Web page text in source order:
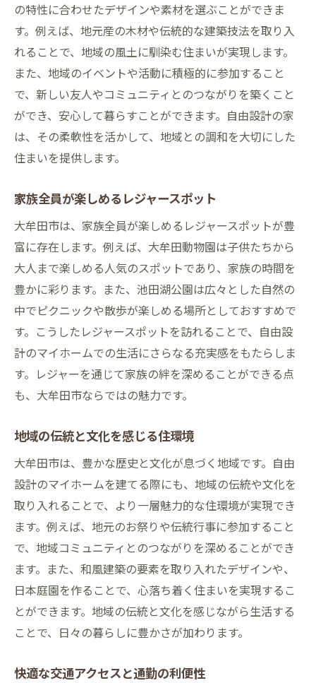
地域特有のデザイン要素の取り入れ方
成功事例から学ぶ設計ポイント
大牟田市で自由設計を活かす高品質な材料選び
のポイント
地元で入手可能なおすすめ建材
自然素材を取り入れた住宅の魅力
費用対効果の高い建材選び
エコロジーな建材の選び方
健康と快適さを考えた素材選び
自由設計で作る理想の住まい大牟田市の施工事
例を学ぶ
家族構成に合わせた自由設計
ペットと暮らすための設計ポイント
趣味を楽しむためのスペース設計
ホームオフィスを導入した住まい
子供の成長に合わせた住まいの設計
大牟田市における自由設計の未来理想の生活を
実現する家づくり
未来を見据えたエコ住宅の提案
スマートホーム技術の導入
次世代のライフスタイルに対応する間取り
地域の発展と共に変わる住宅ニーズ
持続可能な住まいの未来像
コミュニティと共に育つ住まいの形
の特性に合わせたデザインや素材を選ぶことができま
す。例えば、地元産の木材や伝統的な建築技法を取り入
れることで、地域の風土に馴染む住まいが実現します。
また、地域のイベントや活動に積極的に参加すること
で、新しい友人やコミュニティとのつながりを築くこと
ができ、安心して暮らすことができます。自由設計の家
は、その柔軟性を活かして、地域との調和を大切にした
住まいを提供します。
家族全員が楽しめるレジャースポット
大牟田市は、家族全員が楽しめるレジャースポットが豊
富に存在します。例えば、大牟田動物園は子供たちから
大人まで楽しめる人気のスポットであり、家族の時間を
豊かに彩ります。また、池田湖公園は広々とした自然の
中でピクニックや散歩が楽しめる場所としておすすめで
す。こうしたレジャースポットを訪れることで、自由設
計のマイホームでの生活にさらなる充実感をもたらしま
す。レジャーを通じて家族の絆を深めることができる点
も、大牟田市ならではの魅力です。
地域の伝統と文化を感じる住環境
大牟田市は、豊かな歴史と文化が息づく地域です。自由
設計のマイホームを建てる際にも、地域の伝統や文化を
取り入れることで、より一層魅力的な住環境が実現でき
ます。例えば、地元のお祭りや伝統行事に参加すること
で、地域コミュニティとのつながりを深めることができ
ます。また、和風建築の要素を取り入れたデザインや、
日本庭園を作ることで、心落ち着く住まいを実現するこ
とができます。地域の伝統と文化を感じながら生活する
ことで、日々の暮らしに豊かさが加わります。
快適な交通アクセスと通勤の利便性